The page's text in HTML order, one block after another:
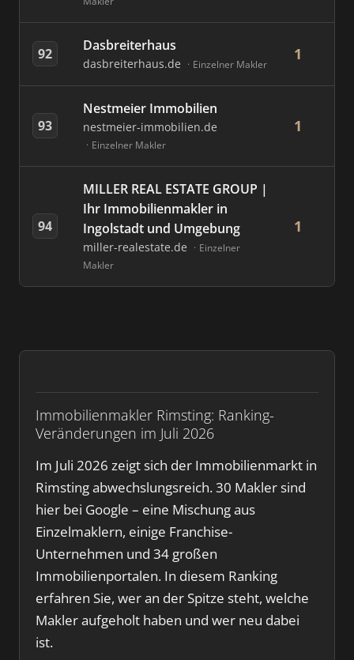
Immobilienmakler Rimsting: Ranking-
Veränderungen im Juli 2026
Im Juli 2026 zeigt sich der Immobilienmarkt in
Rimsting abwechslungsreich. 30 Makler sind
hier bei Google – eine Mischung aus
Einzelmaklern, einige Franchise-
Unternehmen und 34 großen
Immobilienportalen. In diesem Ranking
erfahren Sie, wer an der Spitze steht, welche
Makler aufgeholt haben und wer neu dabei
ist.
92 Dasbreiterhaus
dasbreiterhaus.de Einzelner Makler
1
93
Nestmeier Immobilien
nestmeier-immobilien.de
Einzelner Makler
1
94
MILLER REAL ESTATE GROUP |
Ihr Immobilienmakler in
Ingolstadt und Umgebung
miller-realestate.de
Einzelner
Makler
1